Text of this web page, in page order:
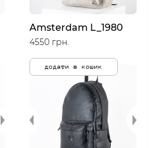
Amsterdam L_1980
4550 грн.
додати в кошик